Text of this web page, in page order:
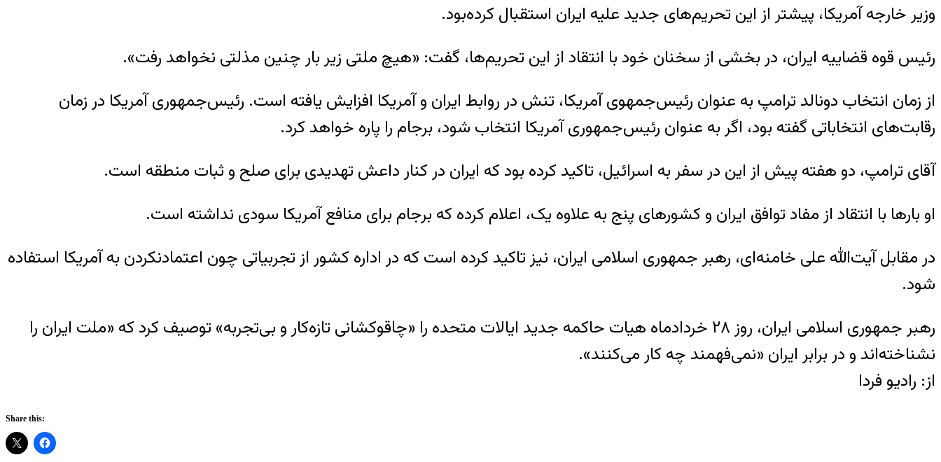
وزیر خارجه آمریکا، پیشتر از این تحریم‌های جدید علیه ایران استقبال کرده‌بود.
رئیس قوه قضاییه ایران، در بخشی از سخنان خود با انتقاد از این تحریم‌ها، گفت: «هیچ ملتی زیر بار چنین مذلتی نخواهد رفت».
از زمان انتخاب دونالد ترامپ به عنوان رئیس‌جمهوی آمریکا، تنش در روابط ایران و آمریکا افزایش یافته است. رئیس‌جمهوری آمریکا در زمان
رقابت‌های انتخاباتی گفته بود، اگر به عنوان رئیس‌جمهوری آمریکا انتخاب شود، برجام را پاره خواهد کرد.
آقای ترامپ، دو هفته پیش از این در سفر به اسرائیل، تاکید کرده بود که ایران در کنار داعش تهدیدی برای صلح و ثبات منطقه است.
او بارها با انتقاد از مفاد توافق ایران و کشورهای پنج به علاوه یک، اعلام کرده که برجام برای منافع آمریکا سودی نداشته است.
در مقابل آیت‌الله علی خامنه‌ای، رهبر جمهوری اسلامی ایران، نیز تاکید کرده است که در اداره کشور از تجربیاتی چون اعتمادنکردن به آمریکا استفاده
شود.
رهبر جمهوری اسلامی ایران، روز ۲۸ خردادماه هیات حاکمه جدید ایالات متحده را «چاقوکشانی تازه‌کار و بی‌تجربه» توصیف کرد که «ملت ایران را
نشناخته‌اند و در برابر ایران «نمی‌فهمند چه کار می‌کنند».
از: رادیو فردا
Share this: